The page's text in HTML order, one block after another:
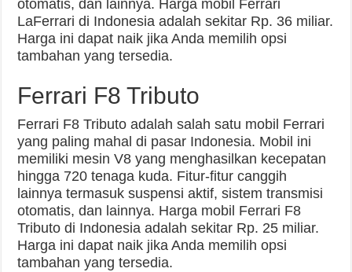
otomatis, dan lainnya. Harga mobil Ferrari
LaFerrari di Indonesia adalah sekitar Rp. 36 miliar.
Harga ini dapat naik jika Anda memilih opsi
tambahan yang tersedia.
Ferrari F8 Tributo
Ferrari F8 Tributo adalah salah satu mobil Ferrari
yang paling mahal di pasar Indonesia. Mobil ini
memiliki mesin V8 yang menghasilkan kecepatan
hingga 720 tenaga kuda. Fitur-fitur canggih
lainnya termasuk suspensi aktif, sistem transmisi
otomatis, dan lainnya. Harga mobil Ferrari F8
Tributo di Indonesia adalah sekitar Rp. 25 miliar.
Harga ini dapat naik jika Anda memilih opsi
tambahan yang tersedia.